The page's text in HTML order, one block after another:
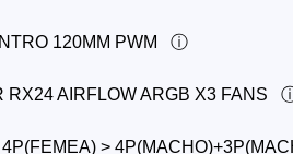
120MM PWM
RX24 AIRFLOW ARGB X3 FANS
>